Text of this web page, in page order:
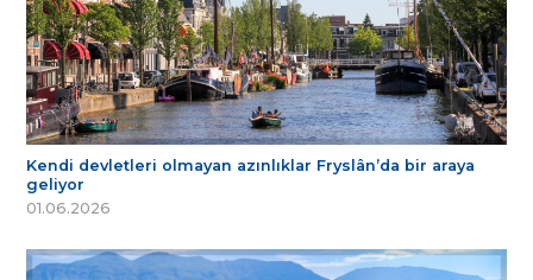
Kendi devletleri olmayan azınlıklar Fryslân’da bir araya
geliyor
01.06.2026